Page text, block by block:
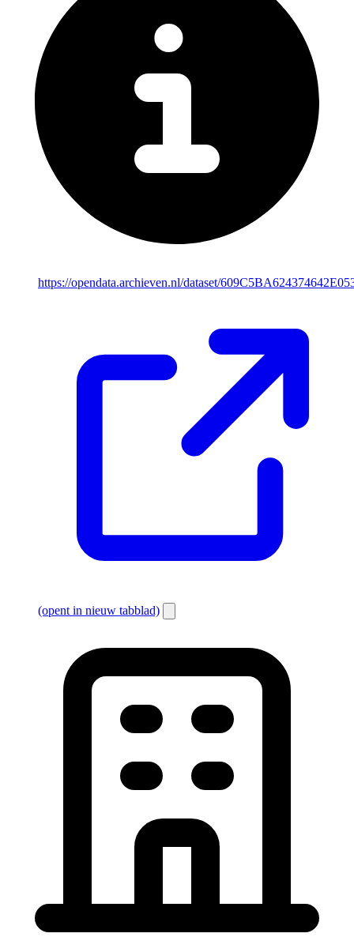
https://opendata.archieven.nl/dataset/
(opent in nieuw tabblad)